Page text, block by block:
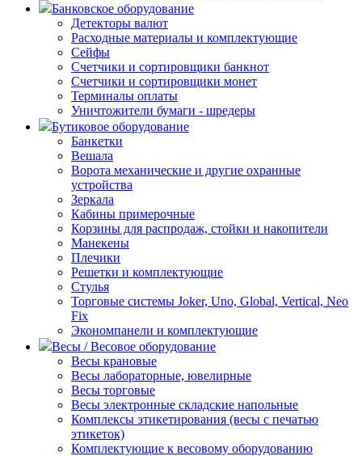
Банковское оборудование
Детекторы валют
Расходные материалы и комплектующие
Сейфы
Счетчики и сортировщики банкнот
Счетчики и сортировщики монет
Терминалы оплаты
Уничтожители бумаги - шредеры
Бутиковое оборудование
Банкетки
Вешала
Ворота механические и другие охранные
устройства
Зеркала
Кабины примерочные
Корзины для распродаж, стойки и накопители
Манекены
Плечики
Решетки и комплектующие
Стулья
Торговые системы Joker, Uno, Global, Vertical, Neo
Fix
Экономпанели и комплектующие
Весы / Весовое оборудование
Весы крановые
Весы лабораторные, ювелирные
Весы торговые
Весы электронные складские напольные
Комплексы этикетирования (весы с печатью
этикеток)
Комплектующие к весовому оборудованию